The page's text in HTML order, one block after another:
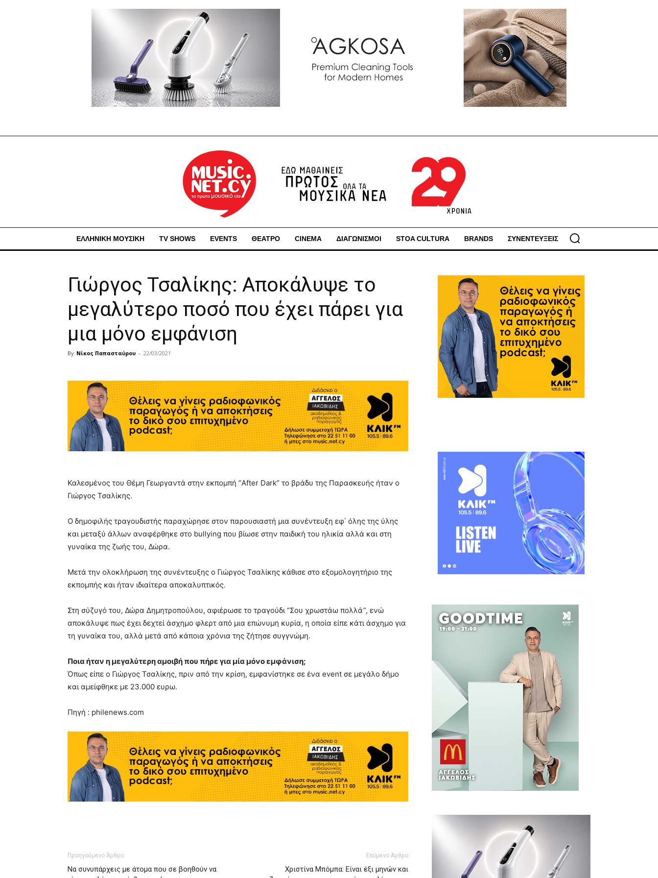
ΕΛΛΗΝΙΚΗ ΜΟΥΣΙΚΗ TV SHOWS EVENTS ΘΕΑΤΡΟ CINEMA ΔΙΑΓΩΝΙΣΜΟΙ STOA CULTURA BRANDS ΣΥΝΕΝΤΕΥΞΕΙΣ
Γιώργος Τσαλίκης: Αποκάλυψε το
μεγαλύτερο ποσό που έχει πάρει για
μια μόνο εμφάνιση
By Νίκος Παπασταύρου - 22/03/2021
Καλεσμένος του Θέμη Γεωργαντά στην εκπομπή “After Dark” το βράδυ της Παρασκευής ήταν ο
Γιώργος Τσαλίκης.
Ο δημοφιλής τραγουδιστής παραχώρησε στον παρουσιαστή μια συνέντευξη εφ΄ όλης της ύλης
και μεταξύ άλλων αναφέρθηκε στο bullying που βίωσε στην παιδική του ηλικία αλλά και στη
γυναίκα της ζωής του, Δώρα.
Μετά την ολοκλήρωση της συνέντευξης ο Γιώργος Τσαλίκης κάθισε στο εξομολογητήριο της
εκπομπής και ήταν ιδιαίτερα αποκαλυπτικός.
Στη σύζυγό του, Δώρα Δημητροπούλου, αφιέρωσε το τραγούδι “Σου χρωστάω πολλά”, ενώ
αποκάλυψε πως έχει δεχτεί άσχημο φλερτ από μια επώνυμη κυρία, η οποία είπε κάτι άσχημο για
τη γυναίκα του, αλλά μετά από κάποια χρόνια της ζήτησε συγγνώμη.
Ποια ήταν η μεγαλύτερη αμοιβή που πήρε για μία μόνο εμφάνιση;
Όπως είπε ο Γιώργος Τσαλίκης, πριν από την κρίση, εμφανίστηκε σε ένα event σε μεγάλο δήμο
και αμείφθηκε με 23.000 ευρω.
Πηγή : philenews.com
Προηγούμενο Άρθρο
Nα συνυπάρχεις με άτομα που σε βοηθούν να
Επόμενο Άρθρο
Χριστίνα Μπόμπα: Είναι έξι μηνών και